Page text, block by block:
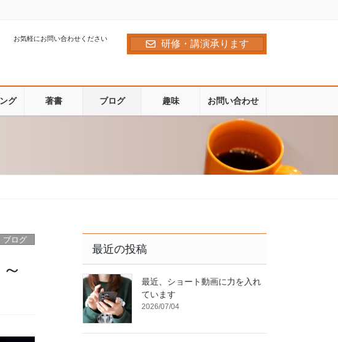
お気軽にお問い合わせください
研修・講演承ります
グ 著書 ブログ 趣味 お問い合わせ
ブログ
最近の投稿
最近、ショート動画に力を入れ
ています
2026/07/04